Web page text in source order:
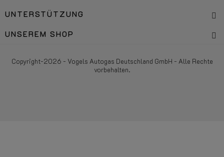
UNTERSTÜTZUNG
UNSEREM SHOP
Copyright-2026 - Vogels Autogas Deutschland GmbH - Alle Rechte
vorbehalten.